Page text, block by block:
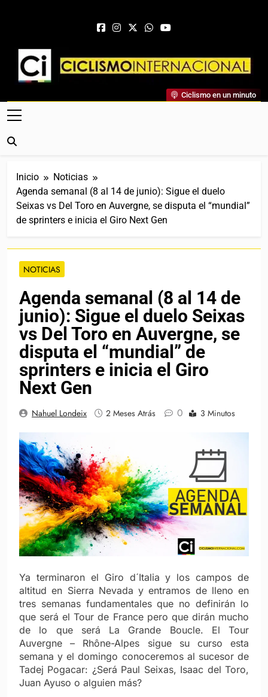
Ciclismo Internacional
Web Dedicada Al Ciclismo Mundial. Entrevistas, Análisis,
Crónicas, Previas Y Más. La Web Ciclista De Referencia.
Ciclismo en un minuto
Inicio
Noticias
Agenda semanal (8 al 14 de junio): Sigue el duelo
Seixas vs Del Toro en Auvergne, se disputa el “mundial”
de sprinters e inicia el Giro Next Gen
NOTICIAS
Agenda semanal (8 al 14 de
junio): Sigue el duelo Seixas
vs Del Toro en Auvergne, se
disputa el “mundial” de
sprinters e inicia el Giro
Next Gen
Nahuel Londeix 2 Meses Atrás 0 3 Minutos
Ya terminaron el Giro d´Italia y los campos de
altitud en Sierra Nevada y entramos de lleno en
tres semanas fundamentales que no definirán lo
que será el Tour de France pero que dirán mucho
de lo que será La Grande Boucle. El Tour
Auvergne – Rhône-Alpes sigue su curso esta
semana y el domingo conoceremos al sucesor de
Tadej Pogacar: ¿Será Paul Seixas, Isaac del Toro,
Juan Ayuso o alguien más?